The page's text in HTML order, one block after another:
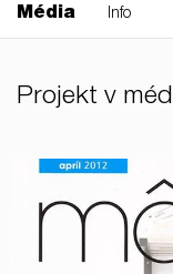
Média Info
Projekt v
37/B, 821 08